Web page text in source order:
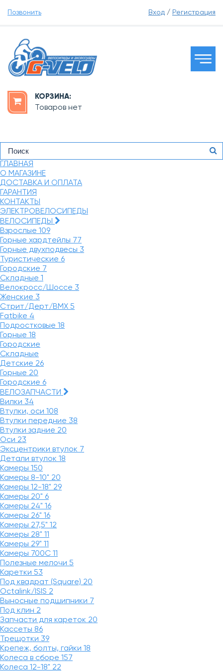
Позвонить Вход / Регистрация
КОРЗИНА:
Товаров нет
ГЛАВНАЯ
О МАГАЗИНЕ
ДОСТАВКА И ОПЛАТА
ГАРАНТИЯ
КОНТАКТЫ
ЭЛЕКТРОВЕЛОСИПЕДЫ
ВЕЛОСИПЕДЫ
Взрослые 109
Горные хардтейлы 77
Горные двухподвесы 3
Туристические 6
Городские 7
Складные 1
Велокросс/Шоссе 3
Женские 3
Стрит/Дерт/BMX 5
Fatbike 4
Подростковые 18
Горные 18
Городские
Складные
Детские 26
Горные 20
Городские 6
ВЕЛОЗАПЧАСТИ
Вилки 34
Втулки, оси 108
Втулки передние 38
Втулки задние 20
Оси 23
Эксцентрики втулок 7
Детали втулок 18
Камеры 150
Камеры 8-10" 20
Камеры 12-18" 29
Камеры 20" 6
Камеры 24" 16
Камеры 26" 16
Камеры 27,5" 12
Камеры 28" 11
Камеры 29" 11
Камеры 700C 11
Полезные мелочи 5
Каретки 53
Под квадрат (Square) 20
Octalink/ISIS 2
Выносные подшипники 7
Под клин 2
Запчасти для кареток 20
Кассеты 86
Трещотки 39
Крепеж, болты, гайки 18
Колеса в сборе 157
Колеса 12-18" 22